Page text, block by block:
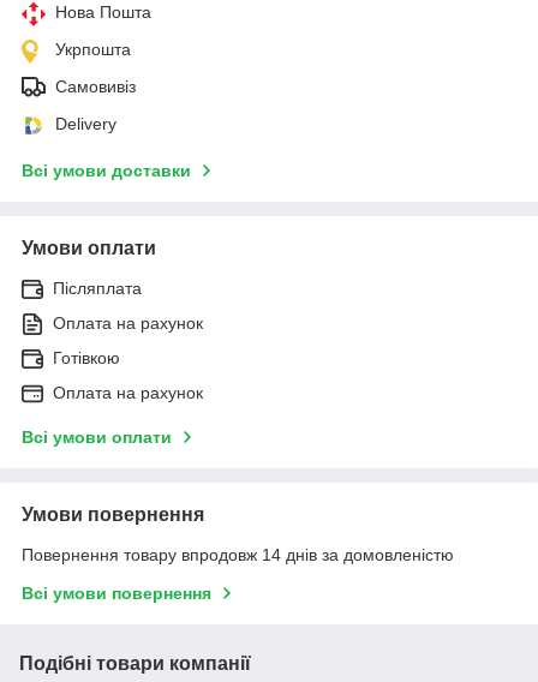
Нова Пошта
Укрпошта
Самовивіз
Delivery
Всі умови доставки
Умови оплати
Післяплата
Оплата на рахунок
Готівкою
Оплата на рахунок
Всі умови оплати
Умови повернення
Повернення товару впродовж 14 днів за домовленістю
Всі умови повернення
Подібні товари компанії